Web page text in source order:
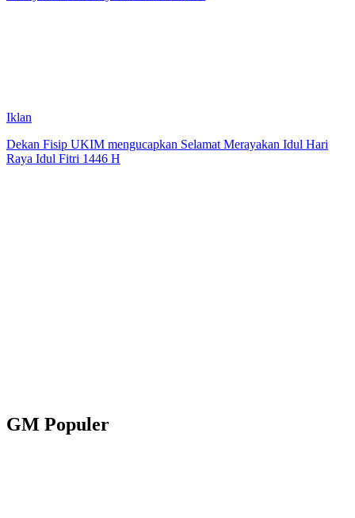
Iklan
Dekan Fisip UKIM mengucapkan Selamat Merayakan Idul Hari
Raya Idul Fitri 1446 H
GM Populer